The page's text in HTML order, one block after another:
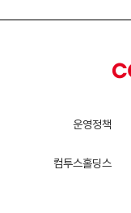
운영정책
컴투스홀딩스